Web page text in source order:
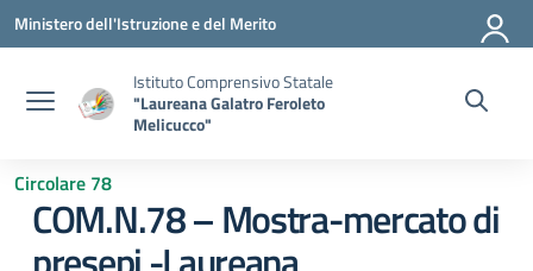
Vai ai contenuti
Vai al menu di navigazione
Vai al footer
Ministero dell'Istruzione e del Merito
Istituto Comprensivo Statale
"Laureana Galatro Feroleto
Melicucco"
Circolare 78
COM.N.78 – Mostra-mercato di